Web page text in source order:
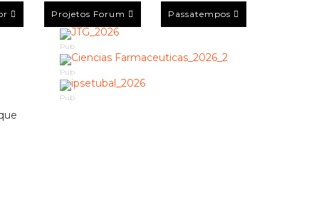
Projetos Forum Passatempos
Pub
Pub
Pub